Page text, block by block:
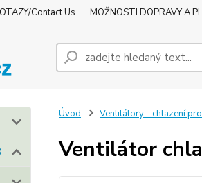
Contact Us MOŽNOSTI DOPRAVY A
Úvod Ventilátory - chlazení
Ventilátor